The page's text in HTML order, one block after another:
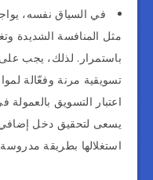
في السياق نفسه،
مثل المنافسة الشديدة
باستمرار. لذلك، يجب
تسويقية مرنة وفعّالة
اعتبار التسويق
يسعى لتحقيق دخل إضافي
استغلالها بطريقة